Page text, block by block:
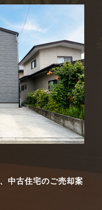
中古住宅のご売却案